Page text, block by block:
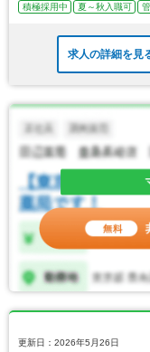
積極採用中
夏～秋入職可
求人の詳細を見
更新日：2026年5月26日